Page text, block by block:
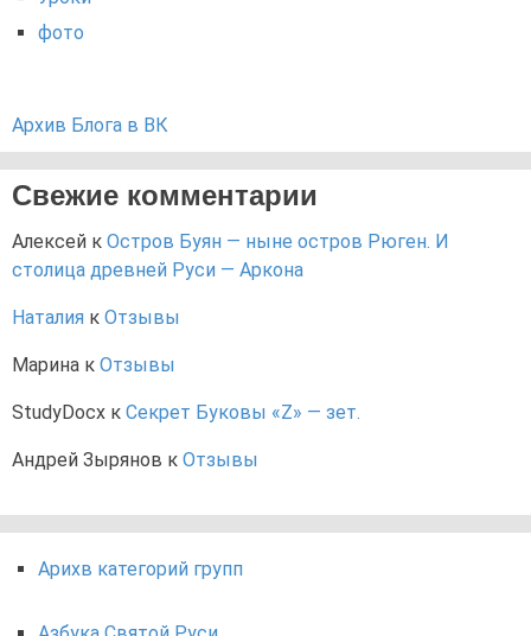
фото
Архив Блога в ВК
Свежие комментарии
Алексей к Остров Буян — ныне остров Рюген. И
столица древней Руси — Аркона
Наталия к Отзывы
Марина к Отзывы
StudyDocx к Секрет Буковы «Z» — зет.
Андрей Зырянов к Отзывы
Арихв категорий групп